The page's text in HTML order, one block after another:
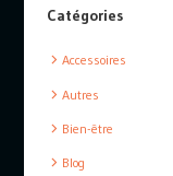
Catégories
Accessoires
Autres
Bien-être
Blog